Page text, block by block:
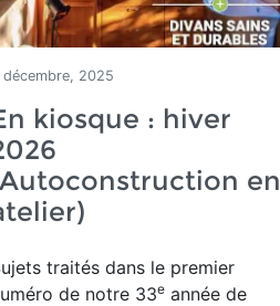
décembre, 2025
kiosque : hiver
en
traités dans le premier
de notre 33e année de